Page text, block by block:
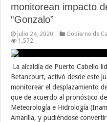
monitorean impacto
“Gonzalo”
julio 24, 2020 Gobierno de
1,572
La alcaldía de Puerto Cabello
Betancourt, activó desde este
monitorear el desplazamiento
que de acuerdo al pronóstico
Meteorología e Hidrología
Amarilla, y pudiéndose